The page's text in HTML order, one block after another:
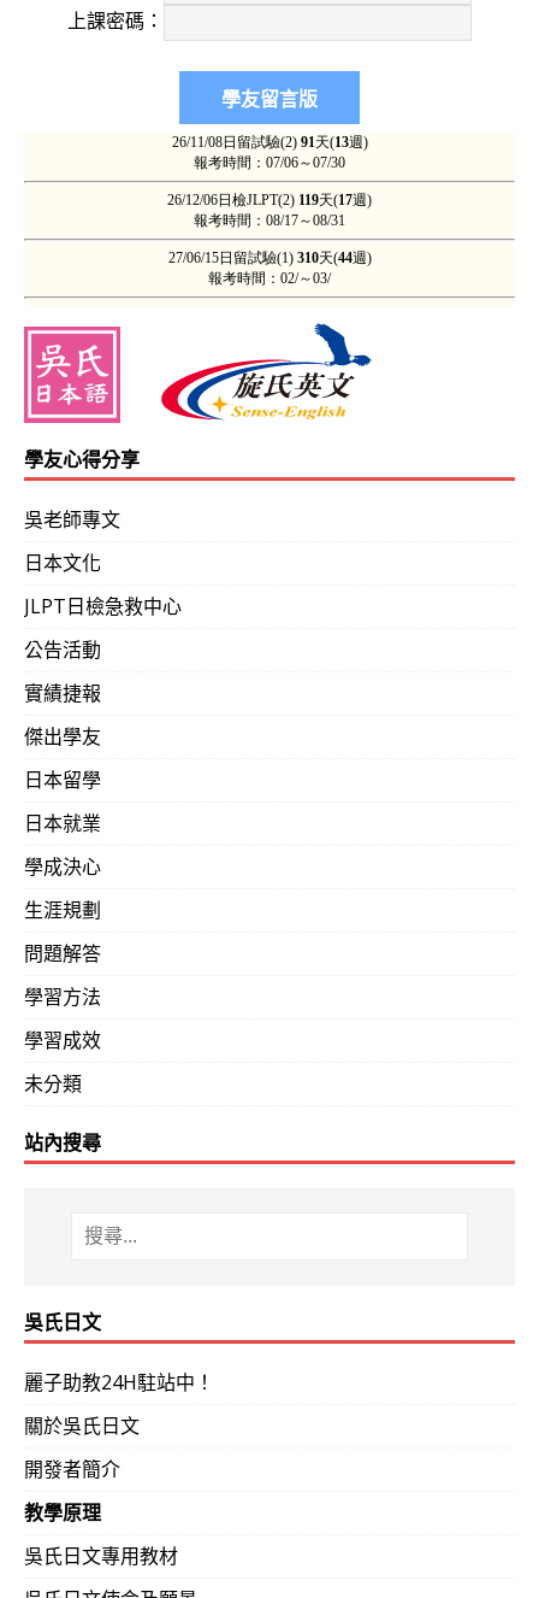
更加深我想學好日文的動力與決心。
眼」，務請珍惜這份奇特的緣份，早日學成，也早日實際
薦至附近的書店， 尋找好書。）
目前我還是在待業中，預計花6個月的時間學習，每天花
Decodotology解碼式日本語教育工學
格之故，因此建議未來6個月，直接以N1級為目標。
瞭解WSL學友每日須幫忙家裡，故每天只能投入5～8小
不但已經充分足以一級合格，且亦可完成「一流的日語」
「一流的日語」課程，則待就業、有正式薪資之後，再利
熟練「一流的日語」後，日語實力將非常卓越，如有機會
是「一句漂亮的敬語，HOLD住整個場面」…日本課長驚訝
對實力高分合格班」 即可。
對於待業中，可密集學習之青年學友，吳氏日文，通常都
一套 「Decodotology
更容易接近理想的職位，先不提可助益數十年的職業生涯
了，務必加油！ （
不利。歡迎加入！）
英語能力如下所示：
文法
聽力
會話
20%
次 渡假打工的機會，務必利用之。但出發前最好具日檢最
往當地最大的書店鑽就是了。如未具外語實力，就匆匆耗
只有一次的機會，務必把握。未具良好日文實力，就渡假
資訊專業，只要確具一級實力，不用擔心找不到理想的打
後面的大學，或甚至 因家境因素未能上大學，憑藉一級證
上課密碼：
學友心得分享
吳老師專文
日本文化
JLPT日檢急救中心
公告活動
實績捷報
傑出學友
日本留學
日本就業
學成決心
生涯規劃
問題解答
學習方法
學習成效
未分類
站內搜尋
吳氏日文
麗子助教24H駐站中！
關於吳氏日文
開發者簡介
教學原理
吳氏日文專用教材